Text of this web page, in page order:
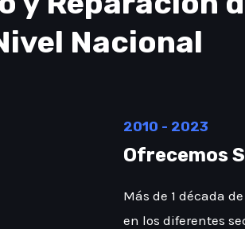
Nacional
2010 - 2023
Ofrecemos
Más de 1 década
en los diferentes